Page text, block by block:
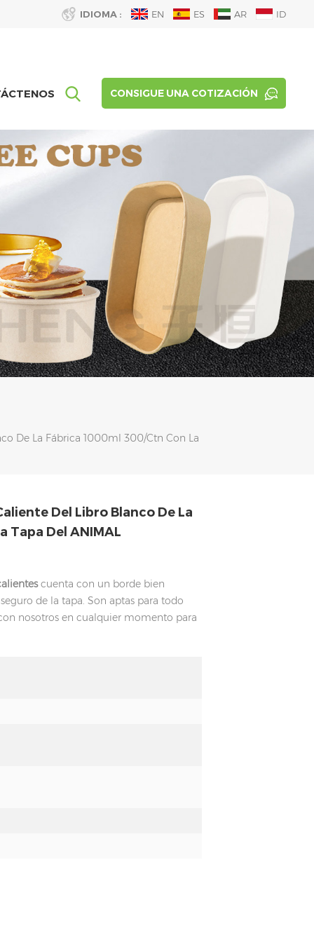
IDIOMA : EN ES AR ID
CONSIGUE UNA COTIZACIÓN
De La Fábrica 1000ml 300/ctn Con La
Del Libro Blanco De La
Tapa Del ANIMAL
cuenta con un borde bien
de la tapa. Son aptas para todo
nosotros en cualquier momento para